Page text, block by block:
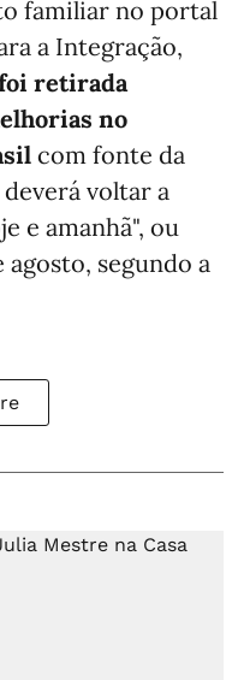
familiar no portal
a Integração,
retirada
no
com fonte da
voltar a
e amanhã", ou
segundo a